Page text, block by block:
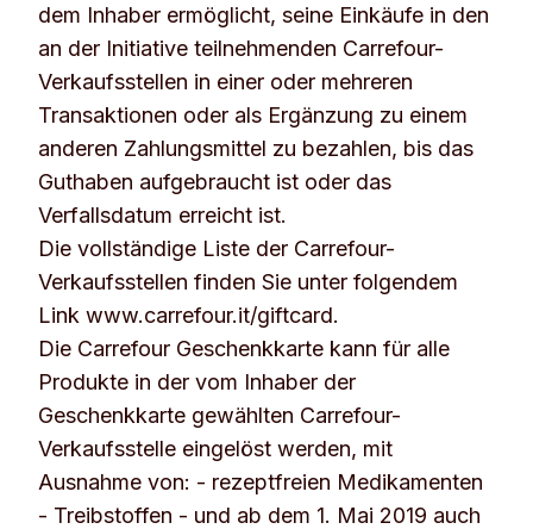
dem Inhaber ermöglicht, seine Einkäufe in den
an der Initiative teilnehmenden Carrefour-
Verkaufsstellen in einer oder mehreren
Transaktionen oder als Ergänzung zu einem
anderen Zahlungsmittel zu bezahlen, bis das
Guthaben aufgebraucht ist oder das
Verfallsdatum erreicht ist.
Die vollständige Liste der Carrefour-
Verkaufsstellen finden Sie unter folgendem
Link www.carrefour.it/giftcard.
Die Carrefour Geschenkkarte kann für alle
Produkte in der vom Inhaber der
Geschenkkarte gewählten Carrefour-
Verkaufsstelle eingelöst werden, mit
Ausnahme von: - rezeptfreien Medikamenten
- Treibstoffen - und ab dem 1. Mai 2019 auch